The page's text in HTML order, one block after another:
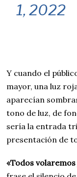
1, 2022
Y cuando el
mayor, una luz
aparecían
tono de luz, de
sería la entrada
presentación de
«Todos